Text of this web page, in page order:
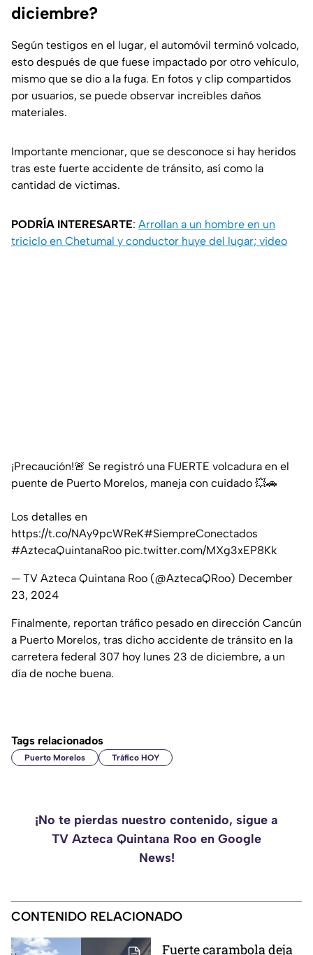
diciembre?
Según testigos en el lugar, el automóvil terminó volcado,
esto después de que fuese impactado por otro vehículo,
mismo que se dio a la fuga. En fotos y clip compartidos
por usuarios, se puede observar increíbles daños
materiales.
Importante mencionar, que se desconoce si hay heridos
tras este fuerte accidente de tránsito, así como la
cantidad de victimas.
PODRÍA INTERESARTE: Arrollan a un hombre en un
triciclo en Chetumal y conductor huye del lugar; video
¡Precaución!🚨 Se registró una FUERTE volcadura en el
puente de Puerto Morelos, maneja con cuidado 💥🚗
Los detalles en
https://t.co/NAy9pcWReK#SiempreConectados
#AztecaQuintanaRoo pic.twitter.com/MXg3xEP8Kk
— TV Azteca Quintana Roo (@AztecaQRoo) December
23, 2024
Finalmente, reportan tráfico pesado en dirección Cancún
a Puerto Morelos, tras dicho accidente de tránsito en la
carretera federal 307 hoy lunes 23 de diciembre, a un
día de noche buena.
Tags relacionados
Puerto Morelos Tráfico HOY
¡No te pierdas nuestro contenido, sigue a
TV Azteca Quintana Roo en Google
News!
CONTENIDO RELACIONADO
Fuerte carambola deja